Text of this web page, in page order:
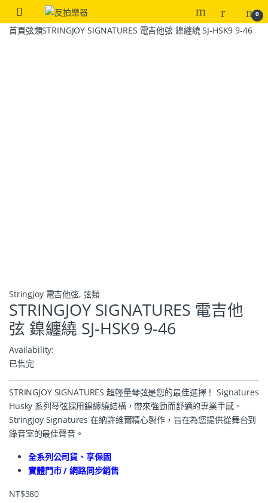
0
首頁弦類STRINGJOY SIGNATURES 電吉他弦 鎳纏繞 SJ-HSK9 9-46
Stringjoy 電吉他弦, 弦類
STRINGJOY SIGNATURES 電吉他
弦 鎳纏繞 SJ-HSK9 9-46
Availability:
已售完
STRINGJOY SIGNATURES 超輕量琴弦是您的最佳選擇！ Signatures
Husky 系列琴弦採用鎳纏繞結構，帶來強勁而舒適的專業手感。
Stringjoy Signatures 在納許維爾精心製作，旨在為您提供從舞台到
錄音室的最佳聲音。
全系列公司貨、享保固
實體門市 / 網路同步銷售
NT$380